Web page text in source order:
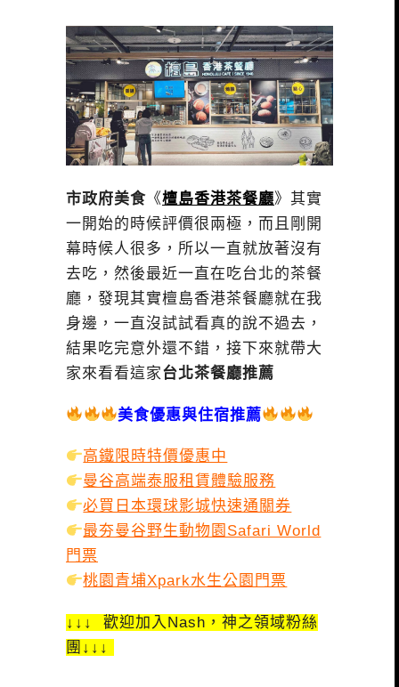
市政府美食 《檀島香港茶餐廳》其實
一開始的時候評價很兩極，而且剛開
幕時候人很多，所以一直就放著沒有
去吃，然後最近一直在吃台北的茶餐
廳，發現其實檀島香港茶餐廳就在我
身邊，一直沒試試看真的說不過去，
結果吃完意外還不錯，接下來就帶大
家來看看這家台北茶餐廳推薦
美食優惠與住宿推薦
高鐵限時特價優惠中
曼谷高端泰服租賃體驗服務
必買日本環球影城快速通關券
最夯曼谷野生動物園Safari World
門票
桃園青埔Xpark水生公園門票
↓↓↓ 歡迎加入Nash，神之領域粉絲
團↓↓↓